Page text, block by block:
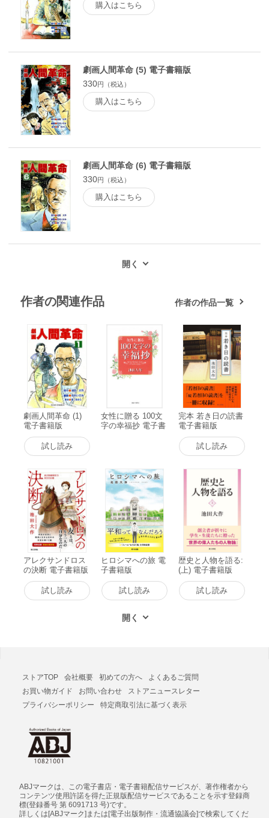
購入はこちら
劇画人間革命 (5) 電子書籍版
330円（税込）
購入はこちら
劇画人間革命 (6) 電子書籍版
330円（税込）
購入はこちら
作者の関連作品 作者の作品一覧
劇画人間革命 (1)
電子書籍版
試し読み
女性に贈る 100文
字の幸福抄 電子書
完本 若き日の読書
電子書籍版
試し読み
アレクサンドロス
の決断 電子書籍版
試し読み
ヒロシマへの旅 電
子書籍版
試し読み
歴史と人物を語る:
(上) 電子書籍版
試し読み
ストアTOP 会社概要 初めての方へ
よくあるご質問
お買い物ガイド
お問い合わせ
ストアニュースレター
プライバシーポリシー
特定商取引法に基づく表示
ABJマークは、この電子書店・電子書籍配信サービスが、著作権者から
コンテンツ使用許諾を得た正規版配信サービスであることを示す登録商
標(登録番号 第 6091713 号)です。
詳しくは[ABJマーク]または[電子出版制作・流通協議会]で検索してくだ